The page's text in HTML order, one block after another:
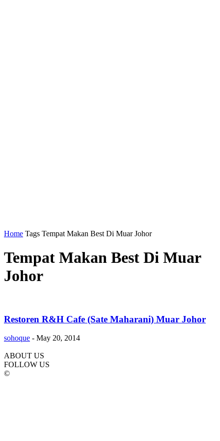
Home Tags Tempat Makan Best Di Muar Johor
Tempat Makan Best Di Muar
Johor
Restoren R&H Cafe (Sate Maharani) Muar Johor
sohoque - May 20, 2014
ABOUT US
FOLLOW US
©